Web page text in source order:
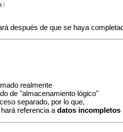
)
después de que se haya
realmente
de "almacenamiento lógico"
separado, por lo que,
referencia a datos incompletos